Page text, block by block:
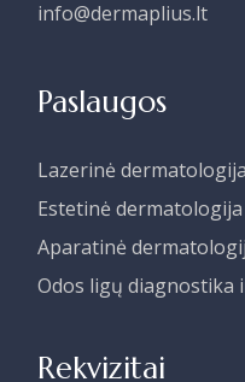
info@dermaplius.lt
Paslaugos
Lazerinė
Estetinė dermatologija
Aparatinė
Odos ligų diagnostika
Rekvizitai